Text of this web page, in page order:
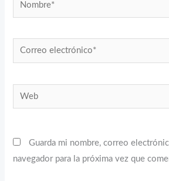
Correo
electrónico*
Web
Guarda mi nombre, correo
navegador para la próxima vez que